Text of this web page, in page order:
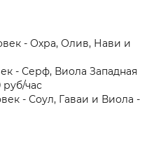
- Охра, Олив, Нави и
- Серф, Виола Западная
руб/час
- Соул, Гаваи и Виола -